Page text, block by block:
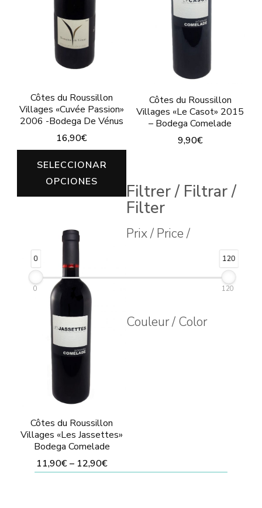
Côtes du Roussillon
Villages «Cuvée Passion»
2006 -Bodega De Vénus
16,90€
SELECCIONAR
OPCIONES
tiene
múltiples
variantes.
elegir
Côtes du Roussillon
Villages «Le Casot» 2015
– Bodega Comelade
9,90€
tiene
variantes.
opciones
elegir
Côtes du Roussillon
Villages «Les Jassettes»
Bodega Comelade
11,90€– 12,90€
Filtrer / Filtrar /
Filter
Prix / Price /
0 120
0 120
Couleur / Color